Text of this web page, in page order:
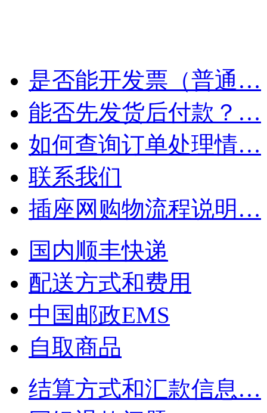
是否能开发票（普通…
能否先发货后付款？…
如何查询订单处理情…
联系我们
插座网购物流程说明…
国内顺丰快递
配送方式和费用
中国邮政EMS
自取商品
结算方式和汇款信息…